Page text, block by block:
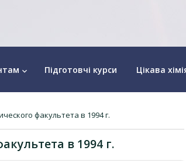
keyboard_arrow_down Підготовчі курси Цікава
факультета в 1994 г.
в 1994 г.